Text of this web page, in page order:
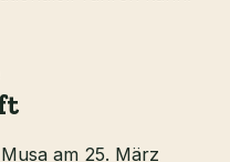
am 25. März